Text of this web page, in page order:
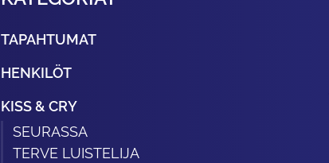
TAPAHTUMAT
HENKILÖT
KISS & CRY
SEURASSA
TERVE LUISTELIJA